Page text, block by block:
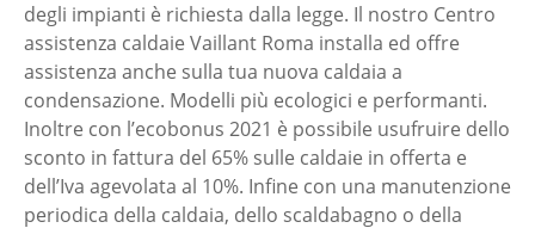
degli impianti è richiesta dalla legge. Il nostro Centro
assistenza caldaie Vaillant Roma installa ed offre
assistenza anche sulla tua nuova caldaia a
condensazione. Modelli più ecologici e performanti.
Inoltre con l’ecobonus 2021 è possibile usufruire dello
sconto in fattura del 65% sulle caldaie in offerta e
dell’Iva agevolata al 10%. Infine con una manutenzione
periodica della caldaia, dello scaldabagno o della